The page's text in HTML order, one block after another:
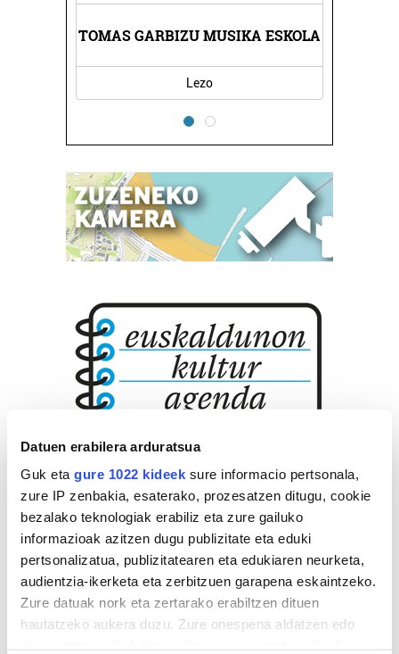
Datuen erabilera arduratsua
Guk eta gure 1022 kideek sure informacio pertsonala,
zure IP zenbakia, esaterako, prozesatzen ditugu, cookie
bezalako teknologiak erabiliz eta zure gailuko
informazioak azitzen dugu publizitate eta eduki
pertsonalizatua, publizitatearen eta edukiaren neurketa,
audientzia-ikerketa eta zerbitzuen garapena eskaintzeko.
Zure datuak nork eta zertarako erabiltzen dituen
hautatzeko aukera duzu. Zure onespena aldatzen edo
TOMAS GARBIZU MUSIKA ESKOLA
Lezo